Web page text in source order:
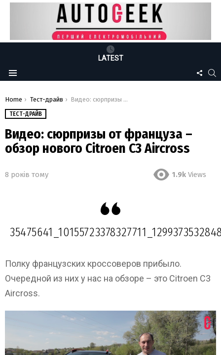
LATEST
Menu
US
You are here:
Home Тест-драйв Видео: сюрпризы от француза – обзор нового Citroen C3 Aircross
ТЕСТ-ДРАЙВ
Видео: сюрпризы от француза –
обзор нового Citroen C3 Aircross
8 років тому 1.9k Views
Полку французских кроссоверов прибыло.
Очередной из них у нас на обзоре – это Citroen C3
Aircross.